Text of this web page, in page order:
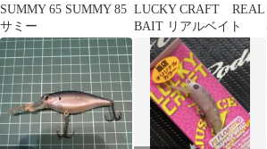
SUMMY 65 SUMMY 85
サミー
LUCKY CRAFT REAL
BAIT リアルベイト